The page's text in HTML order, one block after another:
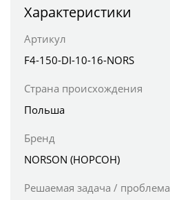
Характеристики
Артикул
F4-150-DI-10-16-NORS
Страна происхождения
Польша
Бренд
NORSON (НОРСОН)
Решаемая задача / проблема